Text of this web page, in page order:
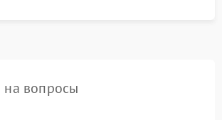
на вопросы